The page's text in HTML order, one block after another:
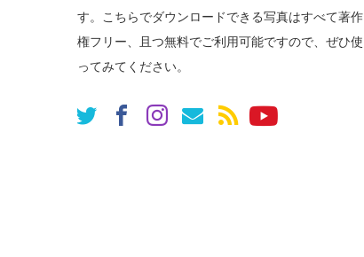
す。こちらでダウンロードできる写真はすべて著作
権フリー、且つ無料でご利用可能ですので、ぜひ使
ってみてください。